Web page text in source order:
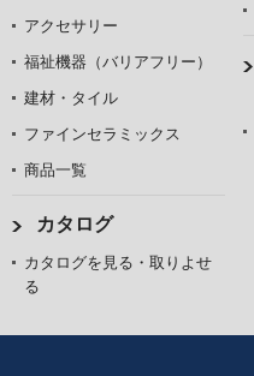
アクセサリー
福祉機器（バリアフリー）
建材・タイル
ファインセラミックス
商品一覧
カタログ
カタログを見る・取りよせ
る